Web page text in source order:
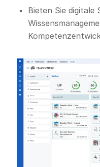
Bieten Sie digitale